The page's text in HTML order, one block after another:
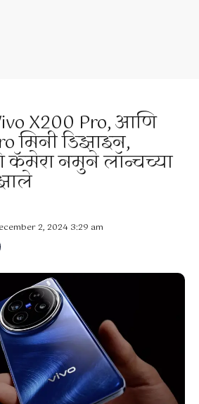
X200 Pro, आणि
मिनी डिझाइन,
कॅमेरा नमुने लॉन्चच्या
2, 2024 3:29 am